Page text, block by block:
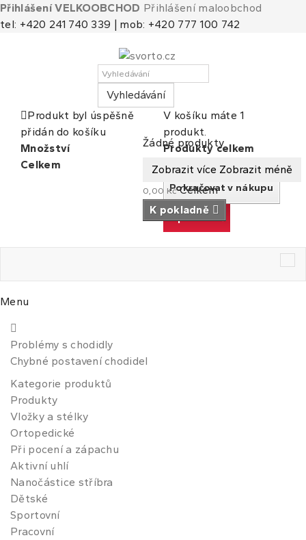
Přihlášení VELKOOBCHOD Přihlášení maloobchod
tel: +420 241 740 339 | mob: +420 777 100 742
Vyhledávání
Košík
(prázdný)
Žádné produkty
Zobrazit více Zobrazit méně
0,00 Kč Celkem
K pokladně
Produkt byl úspěšně
přidán do košíku
Množství
Celkem
V košíku máte 1
produkt.
Produkty celkem
Celkem
Pokračovat v nákupu
K pokladně
Menu
Problémy s chodidly
Chybné postavení chodidel
Kategorie produktů
Produkty
Vložky a stélky
Ortopedické
Při pocení a zápachu
Aktivní uhlí
Nanočástice stříbra
Dětské
Sportovní
Pracovní